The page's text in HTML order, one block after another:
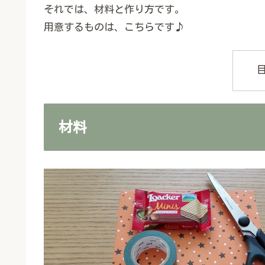
それでは、材料と作り方です。
用意するものは、こちらです♪
材料